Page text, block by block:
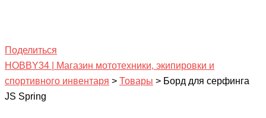
Поделиться
HOBBY34 | Магазин мототехники, экипировки и
спортивного инвентаря > Товары > Борд для серфинга
JS Spring